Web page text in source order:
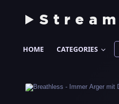
Stream
HOME CATEGORIES